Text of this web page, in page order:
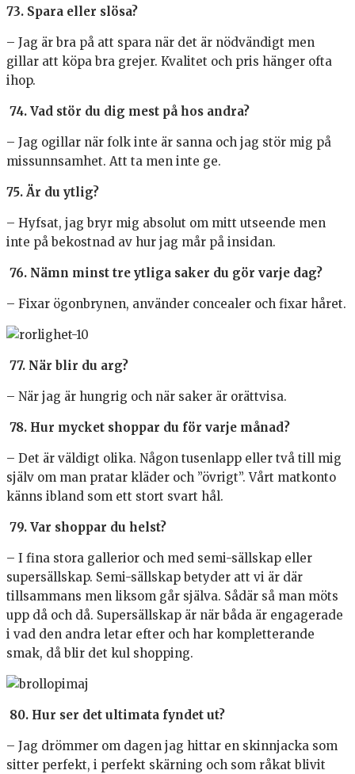
73. Spara eller slösa?
– Jag är bra på att spara när det är nödvändigt men
gillar att köpa bra grejer. Kvalitet och pris hänger ofta
ihop.
74. Vad stör du dig mest på hos andra?
– Jag ogillar när folk inte är sanna och jag stör mig på
missunnsamhet. Att ta men inte ge.
75. Är du ytlig?
– Hyfsat, jag bryr mig absolut om mitt utseende men
inte på bekostnad av hur jag mår på insidan.
76. Nämn minst tre ytliga saker du gör varje dag?
– Fixar ögonbrynen, använder concealer och fixar håret.
77. När blir du arg?
– När jag är hungrig och när saker är orättvisa.
78. Hur mycket shoppar du för varje månad?
– Det är väldigt olika. Någon tusenlapp eller två till mig
själv om man pratar kläder och ”övrigt”. Vårt matkonto
känns ibland som ett stort svart hål.
79. Var shoppar du helst?
– I fina stora gallerior och med semi-sällskap eller
supersällskap. Semi-sällskap betyder att vi är där
tillsammans men liksom går själva. Sådär så man möts
upp då och då. Supersällskap är när båda är engagerade
i vad den andra letar efter och har kompletterande
smak, då blir det kul shopping.
80. Hur ser det ultimata fyndet ut?
– Jag drömmer om dagen jag hittar en skinnjacka som
sitter perfekt, i perfekt skärning och som råkat blivit